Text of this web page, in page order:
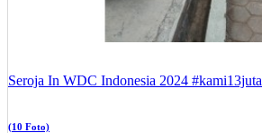
Seroja In WDC Indonesia 2024 #kami13juta
(10 Foto)